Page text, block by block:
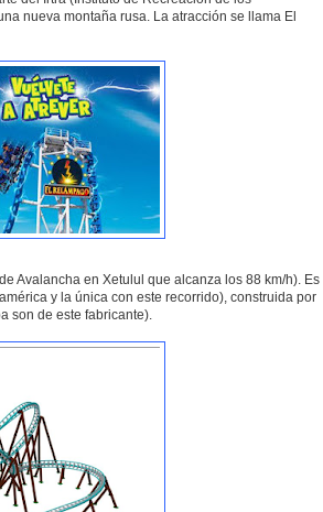
nueva montaña rusa. La atracción se llama El
Avalancha en Xetulul que alcanza los 88 km/h). Es
y la única con este recorrido), construida por
son de este fabricante).